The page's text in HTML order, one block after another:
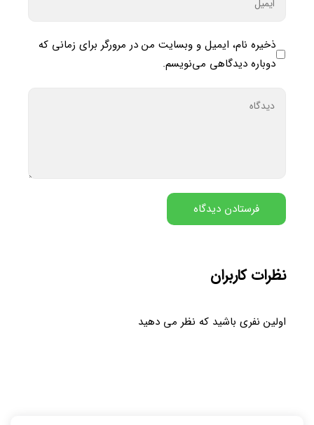
ذخیره نام، ایمیل و وبسایت من در مرورگر برای زمانی که
دوباره دیدگاهی می‌نویسم.
نظرات کاربران
اولین نفری باشید که نظر می دهید